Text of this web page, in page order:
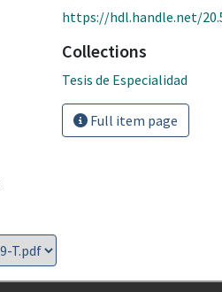
https://hdl.handle.net/
Collections
Tesis de Especialidad
Full item page